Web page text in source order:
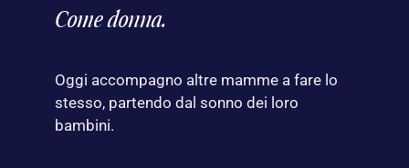
Come donna.
Oggi accompagno altre mamme a fare lo
stesso, partendo dal sonno dei loro
bambini.